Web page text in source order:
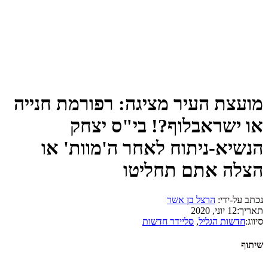
מועצת העיר מציגה: רפורמת חנייה
או ישראבלוף?! בי"ס יצחק
הנשיא-ניתוח לאחר ה'מוות' או
הצלה אתם תחליטו
נכתב על-ידי: הרצל בן אשר
תאריך:12 יוני, 2020
סיווג:חדשות הגליל, סליידר חדשות
שיתוף